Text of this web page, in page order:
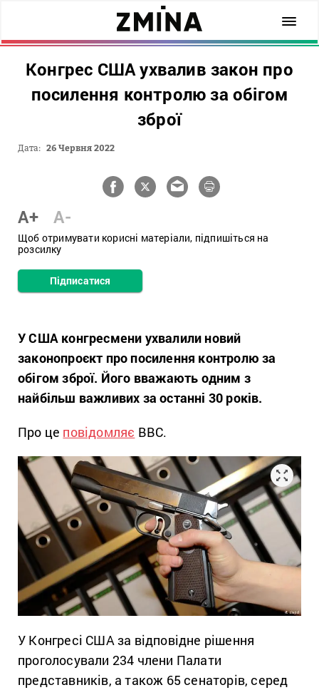
Конгрес США ухвалив закон про
посилення контролю за обігом
зброї
Дата: 26 Червня 2022
A+ A-
Щоб отримувати корисні матеріали, підпишіться на
розсилку
Підписатися
У США конгресмени ухвалили новий
законопроєкт про посилення контролю за
обігом зброї. Його вважають одним з
найбільш важливих за останні 30 років.
Про це повідомляє BBC.
У Конгресі США за відповідне рішення
проголосували 234 члени Палати
представників, а також 65 сенаторів, серед